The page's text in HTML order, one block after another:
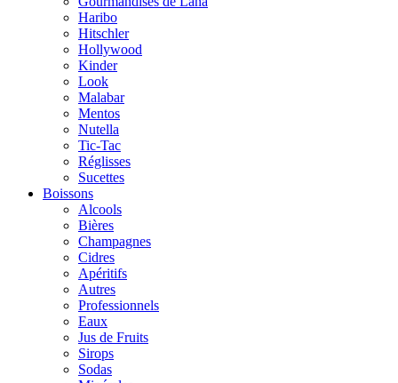
Haribo
Hitschler
Hollywood
Kinder
Look
Malabar
Mentos
Nutella
Tic-Tac
Réglisses
Sucettes
Boissons
Alcools
Bières
Champagnes
Cidres
Apéritifs
Autres
Professionnels
Eaux
Jus de Fruits
Sirops
Sodas